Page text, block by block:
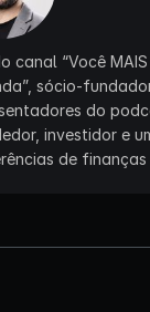
canal “Você
sócio-
do
investidor e
de finanças